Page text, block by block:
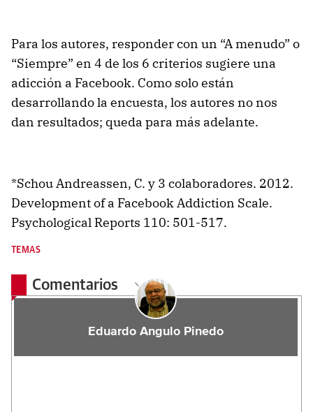
Para los autores, responder con un “A menudo” o
“Siempre” en 4 de los 6 criterios sugiere una
adicción a Facebook. Como solo están
desarrollando la encuesta, los autores no nos
dan resultados; queda para más adelante.
*Schou Andreassen, C. y 3 colaboradores. 2012.
Development of a Facebook Addiction Scale.
Psychological Reports 110: 501-517.
TEMAS
Comentarios
Eduardo Angulo Pinedo